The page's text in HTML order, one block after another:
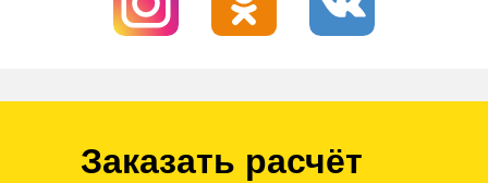
Заказать расчёт